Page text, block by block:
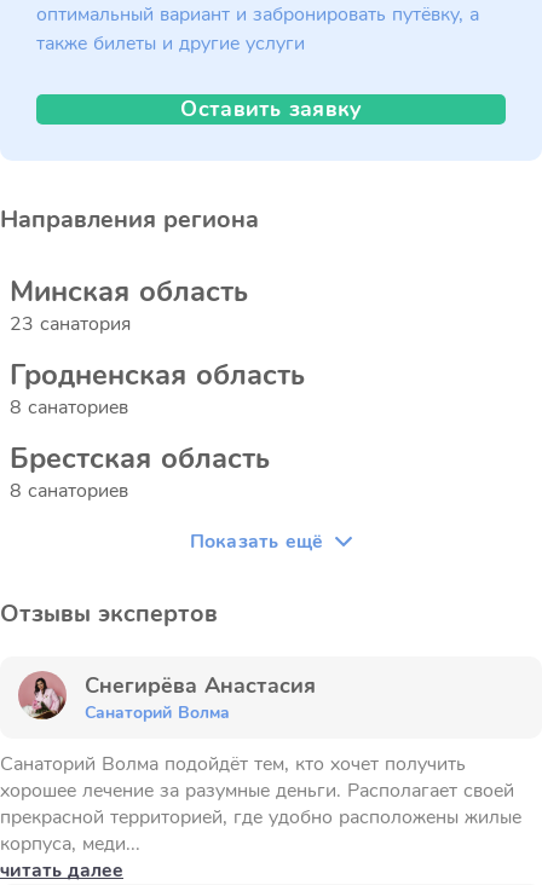
оптимальный вариант и забронировать путёвку, а
также билеты и другие услуги
Оставить заявку
Направления региона
Минская область
23 санатория
Гродненская область
8 санаториев
Брестская область
8 санаториев
Показать ещё
Отзывы экспертов
Снегирёва Анастасия
Санаторий Волма
Санаторий Волма подойдёт тем, кто хочет получить
хорошее лечение за разумные деньги. Располагает своей
прекрасной территорией, где удобно расположены жилые
корпуса, меди...
читать далее